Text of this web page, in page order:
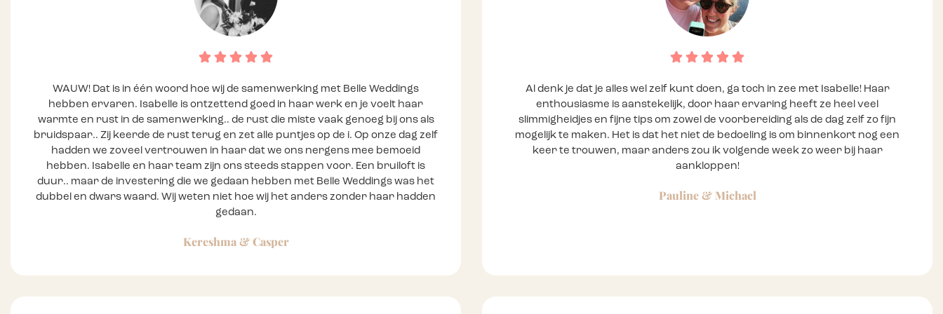
WAUW! Dat is in één woord hoe wij de samenwerking met Belle Weddings
hebben ervaren. Isabelle is ontzettend goed in haar werk en je voelt haar
warmte en rust in de samenwerking.. de rust die miste vaak genoeg bij ons als
bruidspaar.. Zij keerde de rust terug en zet alle puntjes op de i. Op onze dag zelf
hadden we zoveel vertrouwen in haar dat we ons nergens mee bemoeid
hebben. Isabelle en haar team zijn ons steeds stappen voor. Een bruiloft is
duur.. maar de investering die we gedaan hebben met Belle Weddings was het
dubbel en dwars waard. Wij weten niet hoe wij het anders zonder haar hadden
gedaan.
Kereshma & Casper
Al denk je dat je alles wel zelf kunt doen, ga toch in zee met Isabelle! Haar
enthousiasme is aanstekelijk, door haar ervaring heeft ze heel veel
slimmigheidjes en fijne tips om zowel de voorbereiding als de dag zelf zo fijn
mogelijk te maken. Het is dat het niet de bedoeling is om binnenkort nog een
keer te trouwen, maar anders zou ik volgende week zo weer bij haar
aankloppen!
Pauline & Michael